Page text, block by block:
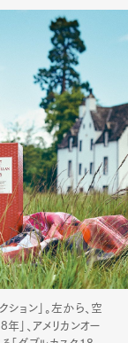
ョン」。左から、空
」、アメリカンオー